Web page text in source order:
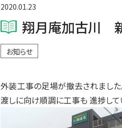
2020.01.23
翔月庵加古川 新
お知らせ
外装工事の足場が撤去されました
渡しに向け順調に工事も 進捗して